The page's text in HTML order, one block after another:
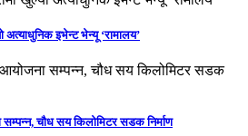
अत्याधुनिक इभेन्ट भेन्यू ‘रामालय’
चौध सय किलोमिटर सडक निर्माण